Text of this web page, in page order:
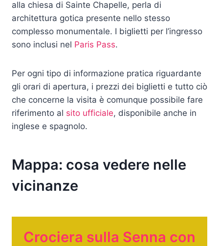
alla chiesa di Sainte Chapelle, perla di
architettura gotica presente nello stesso
complesso monumentale. I biglietti per l’ingresso
sono inclusi nel Paris Pass.
Per ogni tipo di informazione pratica riguardante
gli orari di apertura, i prezzi dei biglietti e tutto ciò
che concerne la visita è comunque possibile fare
riferimento al sito ufficiale, disponibile anche in
inglese e spagnolo.
Mappa: cosa vedere nelle
vicinanze
Crociera sulla Senna con